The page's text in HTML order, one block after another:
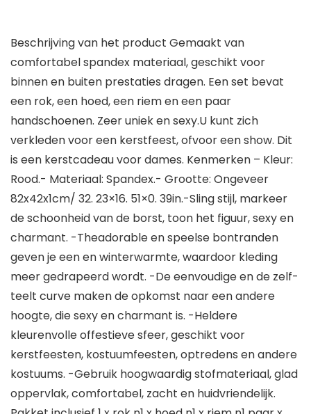
Beschrijving van het product Gemaakt van
comfortabel spandex materiaal, geschikt voor
binnen en buiten prestaties dragen. Een set bevat
een rok, een hoed, een riem en een paar
handschoenen. Zeer uniek en sexy.U kunt zich
verkleden voor een kerstfeest, ofvoor een show. Dit
is een kerstcadeau voor dames. Kenmerken – Kleur:
Rood.- Materiaal: Spandex.- Grootte: Ongeveer
82x42x1cm/ 32. 23×16. 51×0. 39in.-Sling stijl, markeer
de schoonheid van de borst, toon het figuur, sexy en
charmant. -Theadorable en speelse bontranden
geven je een en winterwarmte, waardoor kleding
meer gedrapeerd wordt. -De eenvoudige en de zelf-
teelt curve maken de opkomst naar een andere
hoogte, die sexy en charmant is. -Heldere
kleurenvolle offestieve sfeer, geschikt voor
kerstfeesten, kostuumfeesten, optredens en andere
kostuums. -Gebruik hoogwaardig stofmateriaal, glad
oppervlak, comfortabel, zacht en huidvriendelijk.